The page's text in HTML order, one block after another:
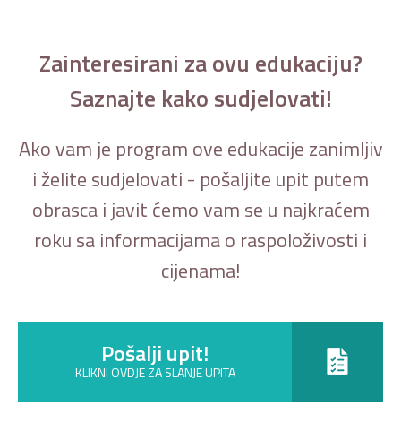
Zainteresirani za ovu edukaciju?
Saznajte kako sudjelovati!
Ako vam je program ove edukacije zanimljiv
i želite sudjelovati - pošaljite upit putem
obrasca i javit ćemo vam se u najkraćem
roku sa informacijama o raspoloživosti i
cijenama!
Pošalji upit!
KLIKNI OVDJE ZA SLANJE UPITA